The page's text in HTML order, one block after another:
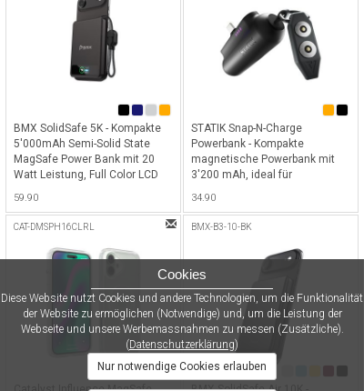
BMX SolidSafe 5K - Kompakte
5'000mAh Semi-Solid State
MagSafe Power Bank mit 20
Watt Leistung, Full Color LCD
Wireless Charging Funktion
inkl. USB-C Kabel als Anhänger -
59.90
STATIK Snap-N-Charge
Powerbank - Kompakte
magnetische Powerbank mit
3'200 mAh, ideal für
Kopfhörer und mehr mit
magnetischen USB-C, Lightning
34.90
CAT-DMSPH16CLRL BMX-B3-10-BK
Cookies
Diese Website nutzt Cookies und andere Technologien, um die Funktionalität
der Website zu ermöglichen (Notwendige) und, um die Leistung der
Webseite und unsere Werbemassnahmen zu messen (Zusätzliche).
(Datenschutzerklärung)
Nur notwendige Cookies erlauben